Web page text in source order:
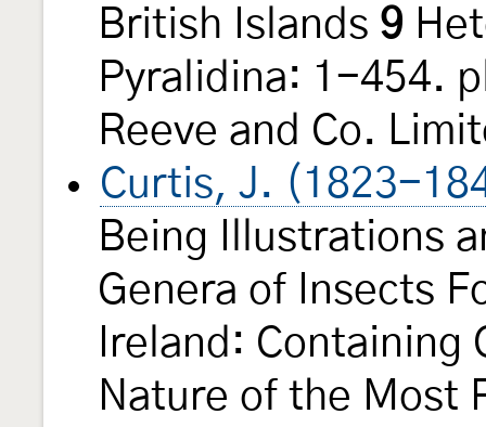
British Islands 9
Pyralidina: 1-454.
Reeve and Co.
Curtis, J. (1823-
Being Illustrations
Genera of Insects
Ireland: Containing
Nature of the Most